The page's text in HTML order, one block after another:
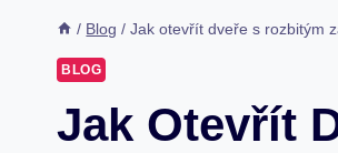
/ Blog / Jak otevřít dveře s rozbitým
BLOG
Jak Otevřít